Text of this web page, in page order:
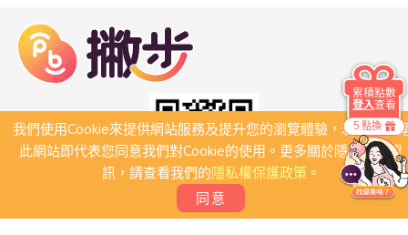
我們使用Cookie來提供網站服務及提升您的瀏覽體驗，若繼續瀏
此網站即代表您同意我們對Cookie的使用。更多關於隱私保護資
訊，請查看我們的隱私權保護政策。
同意
5 點換
累積點數
登入查看